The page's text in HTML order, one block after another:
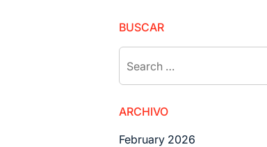
BUSCAR
for:
ARCHIVO
February 2026